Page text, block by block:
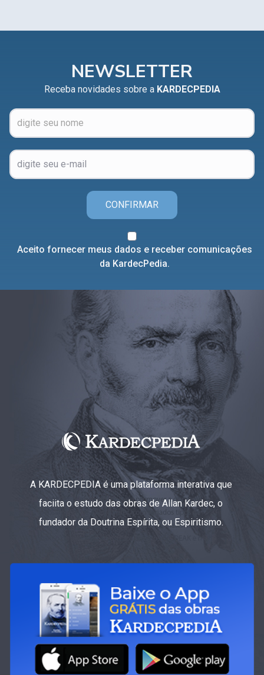
NEWSLETTER
Receba novidades sobre a KARDECPEDIA
CONFIRMAR
Aceito fornecer meus dados e receber comunicações
da KardecPedia.
A KARDECPEDIA é uma plataforma interativa que
faciita o estudo das obras de Allan Kardec, o
fundador da Doutrina Espírita, ou Espiritismo.